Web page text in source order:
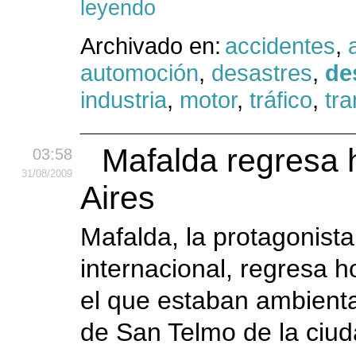
leyendo
Archivado en: accidentes,
automoción, desastres,
industria, motor, tráfico,
03:58
31/08/2009
Mafalda regresa
Aires
Mafalda, la
internacional, regresa
el que estaban
de San Telmo de la